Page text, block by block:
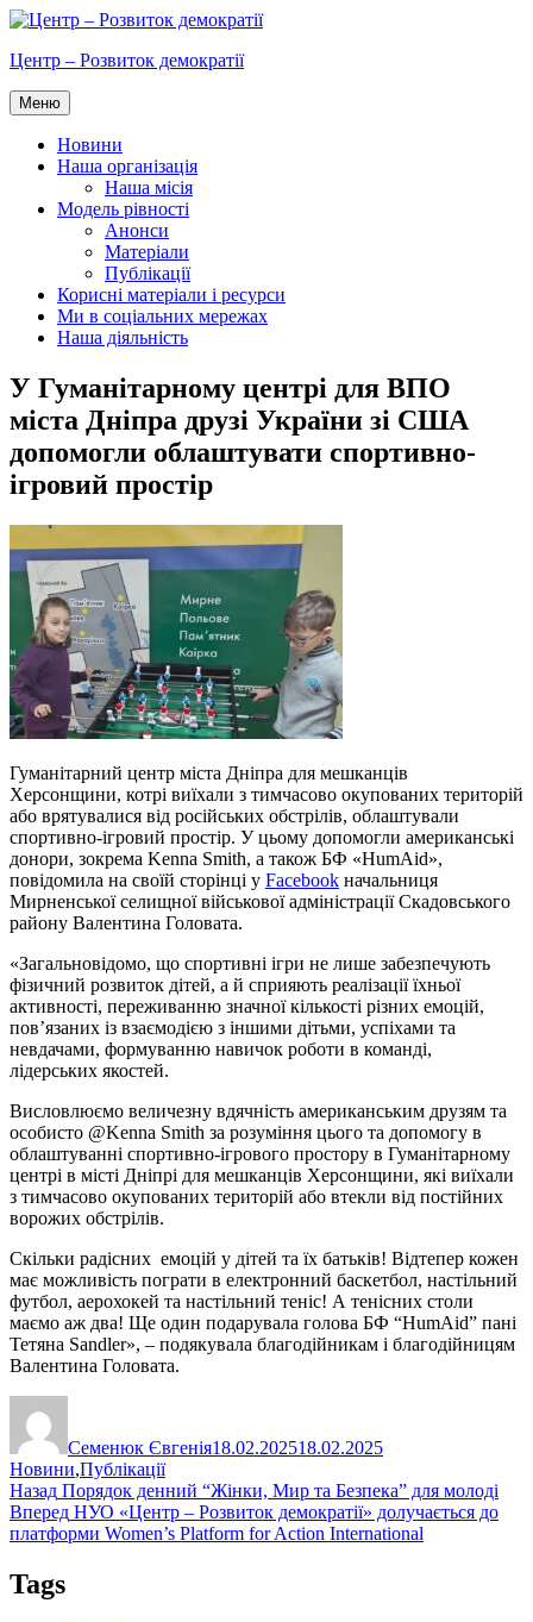
Перейти
вмісту
Центр – Розвиток демократії
Меню
Новини
Наша організація
Наша місія
Модель рівності
Анонси
Матеріали
Публікації
Корисні матеріали і ресурси
Ми в соціальних мережах
Наша діяльність
У Гуманітарному центрі для ВПО
міста Дніпра друзі України зі США
допомогли облаштувати спортивно-
ігровий простір
Гуманітарний центр міста Дніпра для мешканців
Херсонщини, котрі виїхали з тимчасово окупованих територій
або врятувалися від російських обстрілів, облаштували
спортивно-ігровий простір. У цьому допомогли американські
донори, зокрема Kenna Smith, а також БФ «HumAid»,
повідомила на своїй сторінці у Facebook начальниця
Мирненської селищної військової адміністрації Скадовського
району Валентина Головата.
«Загальновідомо, що спортивні ігри не лише забезпечують
фізичний розвиток дітей, а й сприяють реалізації їхньої
активності, переживанню значної кількості різних емоцій,
пов’язаних із взаємодією з іншими дітьми, успіхами та
невдачами, формуванню навичок роботи в команді,
лідерських якостей.
Висловлюємо величезну вдячність американським друзям та
особисто @Kenna Smith за розуміння цього та допомогу в
облаштуванні спортивно-ігрового простору в Гуманітарному
центрі в місті Дніпрі для мешканців Херсонщини, які виїхали
з тимчасово окупованих територій або втекли від постійних
ворожих обстрілів.
Скільки радісних емоцій у дітей та їх батьків! Відтепер кожен
має можливість пограти в електронний баскетбол, настільний
футбол, аерохокей та настільний теніс! А тенісних столи
маємо аж два! Ще один подарувала голова БФ “HumAid” пані
Тетяна Sandler», – подякувала благодійникам і благодійницям
Валентина Головата.
Семенюк Євгенія18.02.202518.02.2025
Новини,Публікації
Навігація
записів
Назад Попередній
запис:
Порядок денний “Жінки, Мир та Безпека” для молоді
Вперед Наступний
запис:
НУО «Центр – Розвиток демократії» долучається до
платформи Women’s Platform for Action International
Tags